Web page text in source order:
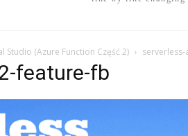
Studio (Azure Function Część 2)
feature-fb